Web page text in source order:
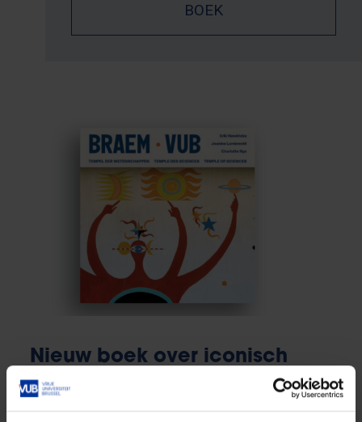
BOEK
Nieuw boek over iconisch
Braemgebouw